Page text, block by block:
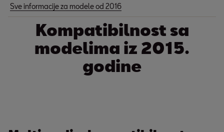
Sve informacije za modele od 2016
Kompatibilnost sa
modelima iz 2015.
godine